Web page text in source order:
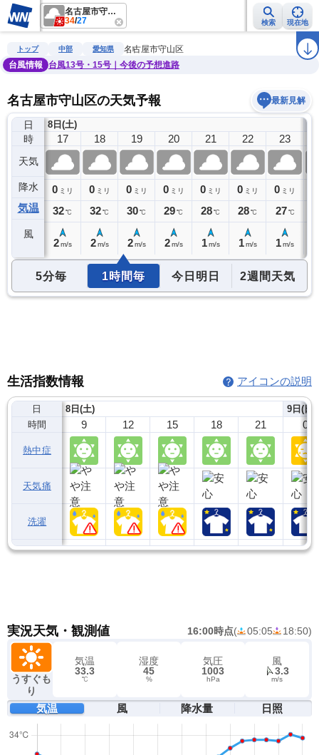
名古屋市守山区
34/27 検索 現在地
雨雲レーダー 台風情報 地震情報 ラ
トップ 中部 愛知県
名古屋市守山区
台風情報
台風13号・15号｜今後の予想進路
名古屋市守山区の天気予報 最新見解
日
時
天気
降水
気温
風
8日(土)
16
0ミリ
33℃
17
0 ミリ
32℃
2 m/s
18
0 ミリ
32℃
2 m/s
19
0 ミリ
30℃
2 m/s
20
0 ミリ
29℃
2 m/s
21
0 ミリ
28℃
1 m/s
22
0 ミリ
28℃
1 m/s
23
0 ミリ
27 ℃
1m/s
5分毎 1時間毎 今日明日 2週間天気
生活指数情報 アイコンの説明
日
時間
熱中症
天気痛
洗濯
8日(土)
9 12 15 18 21
9日(日)
0
実況天気・観測値 16:00時点( 05:05 18:50)
うすぐも
り
気温
33.3
℃
湿度
45
%
気圧
1003
hPa
風
3.3
m/s
気温 風 降水量 日照